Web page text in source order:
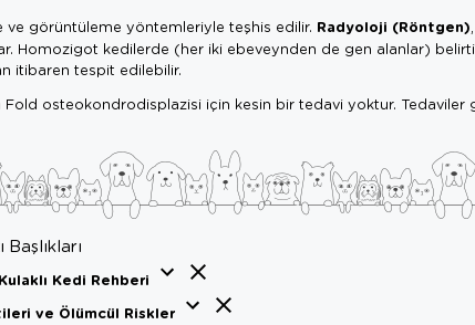
ve görüntüleme yöntemleriyle teşhis edilir. Radyoloji (Röntgen)
Homozigot kedilerde (her iki ebeveynden de gen alanlar)
itibaren tespit edilebilir.
osteokondrodisplazisi için kesin bir tedavi yoktur. Tedaviler
Kedi Rehberi
ve Ölümcül Riskler